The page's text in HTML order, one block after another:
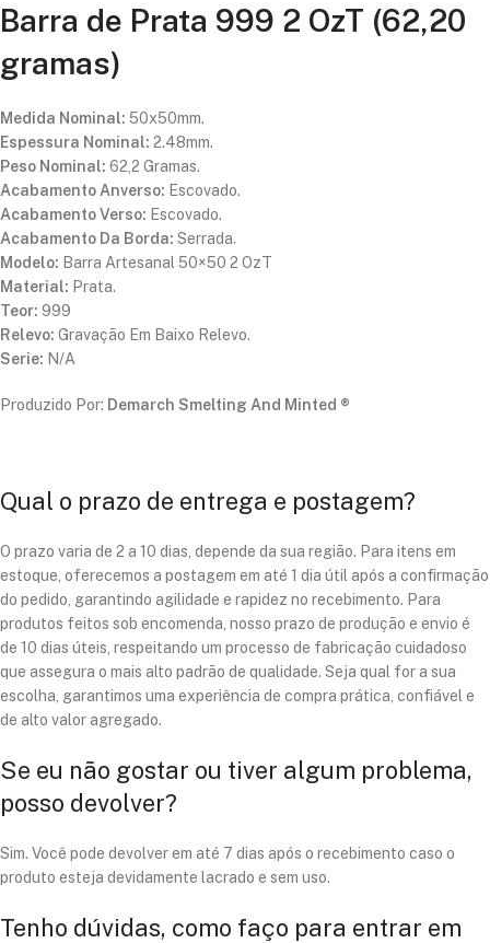
Barra de Prata 999 2 OzT (62,20
gramas)
Medida Nominal: 50x50mm.
Espessura Nominal: 2.48mm.
Peso Nominal: 62,2 Gramas.
Acabamento Anverso: Escovado.
Acabamento Verso: Escovado.
Acabamento Da Borda: Serrada.
Modelo: Barra Artesanal 50×50 2 OzT
Material: Prata.
Teor: 999
Relevo: Gravação Em Baixo Relevo.
Serie: N/A
Produzido Por: Demarch Smelting And Minted ®
Qual o prazo de entrega e postagem?
O prazo varia de 2 a 10 dias, depende da sua região. Para itens em
estoque, oferecemos a postagem em até 1 dia útil após a confirmação
do pedido, garantindo agilidade e rapidez no recebimento. Para
produtos feitos sob encomenda, nosso prazo de produção e envio é
de 10 dias úteis, respeitando um processo de fabricação cuidadoso
que assegura o mais alto padrão de qualidade. Seja qual for a sua
escolha, garantimos uma experiência de compra prática, confiável e
de alto valor agregado.
Se eu não gostar ou tiver algum problema,
posso devolver?
Sim. Você pode devolver em até 7 dias após o recebimento caso o
produto esteja devidamente lacrado e sem uso.
Tenho dúvidas, como faço para entrar em